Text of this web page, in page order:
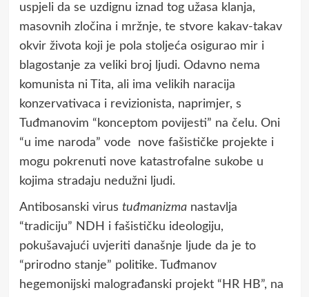
uspjeli da se uzdignu iznad tog užasa klanja,
masovnih zločina i mržnje, te stvore kakav-takav
okvir života koji je pola stoljeća osigurao mir i
blagostanje za veliki broj ljudi. Odavno nema
komunista ni Tita, ali ima velikih naracija
konzervativaca i revizionista, naprimjer, s
Tuđmanovim “konceptom povijesti” na čelu. Oni
“u ime naroda” vode nove fašističke projekte i
mogu pokrenuti nove katastrofalne sukobe u
kojima stradaju nedužni ljudi.
Antibosanski virus tuđmanizmanastavlja
“tradiciju” NDH i fašističku ideologiju,
pokušavajući uvjeriti današnje ljude da je to
“prirodno stanje” politike. Tuđmanov
hegemonijski malograđanski projekt “HR HB”, na